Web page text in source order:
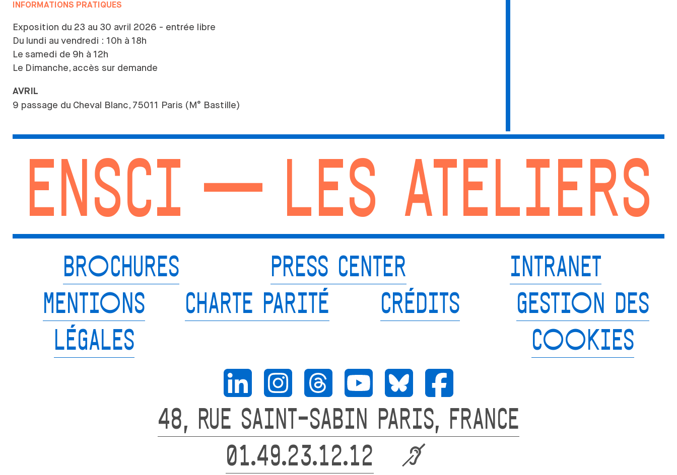
INFORMATIONS PRATIQUES
Exposition du 23 au 30 avril 2026 - entrée libre
Du lundi au vendredi : 10h à 18h
Le samedi de 9h à 12h
Le Dimanche, accès sur demande
AVRIL
9 passage du Cheval Blanc, 75011 Paris (M° Bastille)
ENSCI — LES ATELIERS
BROCHURES PRESS CENTER
INTRANET
MENTIONS
LÉGALES
CHARTE PARITÉ CRÉDITS
GESTION DES
COOKIES
48, RUE SAINT-SABIN PARIS, FRANCE
01.49.23.12.12